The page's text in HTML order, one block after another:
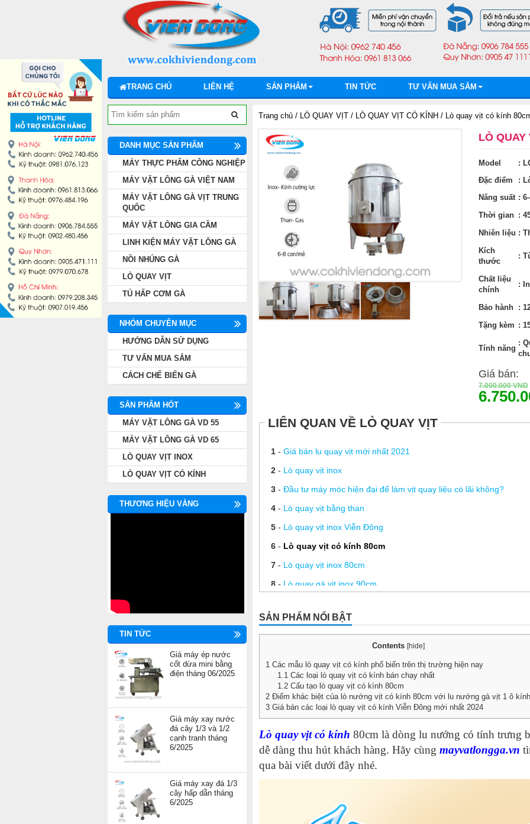
TRANG CHỦ LIÊN HỆ SẢN PHẨM TIN TỨC TƯ VẤN MUA SẮM
Trang chủ / LÒ QUAY VỊT / LÒ QUAY VỊT CÓ KÍNH / Lò quay vịt có kính
LÒ QUAY
Model
:
Đặc điểm
:
Năng suất :
Thời gian :
Nhiên liệu :
Kích
thước
:
Chất liệu
chính
:
Bảo hành
:
Tặng kèm :
Tính năng
:
Giá bán:
7.000.000VND
LIÊN QUAN VỀ LÒ QUAY VỊT
1- Giá bán lu quay vịt mới nhất 2021
2- Lò quay vịt inox
3- Đầu tư máy móc hiện đại để làm vịt quay liệu có lãi không?
4- Lò quay vịt bằng than
5- Lò quay vịt inox Viễn Đông
6- Lò quay vịt có kính 80cm
7- Lò quay vịt inox 80cm
8- Lò quay gà vịt inox 90cm
10 - Lò nướng vịt ô kính 80cm
Lò quay vịt dùng than, gas Viễn Đông
12-
Lò nướng gà vịt bằng than
13-Lu quay vịt inox 2021
14-Lu quay vịt 850
15-Lu kính quay vịt 90cm
16-Lò quay gà vịt Viễn Đông có những loại nào ?
17-Giá lò quay vịt có kính, giá lò quay vịt xoay 850
3 lưu ý cần phải biết khi quay gà vịt bằng lò quay vịt
Mua lò quay vịt ở đâu- 2 Tiêu Chí Mua Lò Quay Vịt Nên Biết
SẢN PHẨM NỔI BẬT
Contents [hide]
1 Các mẫu lò quay vịt có kính phổ biến trên thị trường hiện nay
1.1 Các loại lò quay vịt có kính bán chạy nhất
1.2Cấu tạo lò quay vịt có kính 80cm
2 Điểm khác biệt của lò nướng vịt có kính 80cm với lu nướng gà vịt 1 ô kính
3 Giá bán các loại lò quay vịt có kính Viễn Đông mới nhất 2024
Lò quay vịt có kính 80cm là dòng lu nướng có tính trưng
dễ dàng thu hút khách hàng. Hãy cùng mayvatlongga.vn
qua bài viết dưới đây nhé.
DANH MỤC SẢN PHẨM
MÁY THỰC PHẨM CÔNG NGHIỆP
MÁY VẶT LÔNG GÀ VIỆT NAM
MÁY VẶT LÔNG GÀ VỊT TRUNG
QUỐC
MÁY VẶT LÔNG GIA CẦM
LINH KIỆN MÁY VẶT LÔNG GÀ
NỒI NHÚNG GÀ
LÒ QUAY VỊT
TỦ HẤP CƠM GÀ
NHÓM CHUYÊN MỤC
HƯỚNG DẪN SỬ DỤNG
TƯ VẤN MUA SẮM
CÁCH CHẾ BIẾN GÀ
SẢN PHẨM HÓT
MÁY VẶT LÔNG GÀ VD 55
MÁY VẶT LÔNG GÀ VD 65
LÒ QUAY VỊT INOX
LÒ QUAY VỊT CÓ KÍNH
THƯƠNG HIỆU VÀNG
TIN TỨC
Giá máy ép nước
cốt dừa mini bằng
điện tháng 06/2025
Giá máy xay nước
đá cây 1/3 và 1/2
cạnh tranh tháng
6/2025
Giá máy xay đá 1/3
cây hấp dẫn tháng
6/2025
MÁY THỰC PHẨM CÔNG NGHIỆP
MÁY VẶT LÔNG GÀ VIỆT NAM
MÁY VẶT LÔNG GÀ VỊT TRUNG QUỐC
MÁY VẶT LÔNG GIA CẦM
LINH KIỆN MÁY VẶT LÔNG GÀ
NỒI NHÚNG GÀ
LÒ QUAY VỊT
TỦ HẤP CƠM GÀ